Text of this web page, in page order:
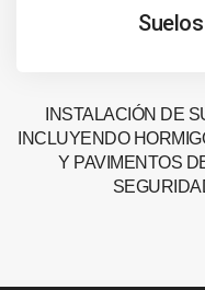
INSTALACIÓN DE
INCLUYENDO
Y PAVIMENTOS